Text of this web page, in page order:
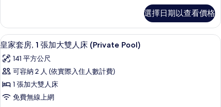
有
相
片
情
大
雙
人
床,
海
景
的
套
房,
1
加
大
人
床,
選擇日期以查看價格
顯
示
皇
家
套
房,
客房內保險箱、書桌、遮光布/窗簾、
5
皇家套房, 1 張加大雙人床 (Private Pool)
141 平方公尺
可容納 2 人 (依實際入住人數計費)
1 張加大雙人床
免費無線上網